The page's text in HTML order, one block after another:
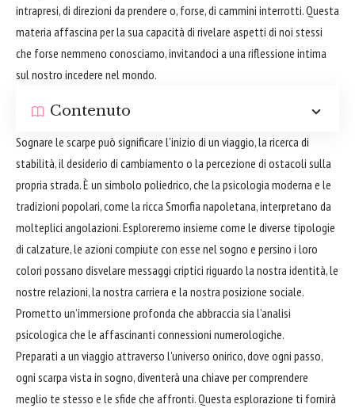
intrapresi, di direzioni da prendere o, forse, di cammini interrotti. Questa
materia affascina per la sua capacità di rivelare aspetti di noi stessi
che forse nemmeno conosciamo, invitandoci a una riflessione intima
sul nostro incedere nel mondo.
Contenuto
Sognare le scarpe può significare l'inizio di un viaggio, la ricerca di
stabilità, il desiderio di cambiamento o la percezione di ostacoli sulla
propria strada. È un simbolo poliedrico, che la psicologia moderna e le
tradizioni popolari, come la ricca Smorfia napoletana, interpretano da
molteplici angolazioni. Esploreremo insieme come le diverse tipologie
di calzature, le azioni compiute con esse nel sogno e persino i loro
colori possano disvelare messaggi criptici riguardo la nostra identità, le
nostre relazioni, la nostra carriera e la nostra posizione sociale.
Prometto un’immersione profonda che abbraccia sia l’analisi
psicologica che le affascinanti connessioni numerologiche.
Preparati a un viaggio attraverso l'universo onirico, dove ogni passo,
ogni scarpa vista in sogno, diventerà una chiave per comprendere
meglio te stesso e le sfide che affronti. Questa esplorazione ti fornirà